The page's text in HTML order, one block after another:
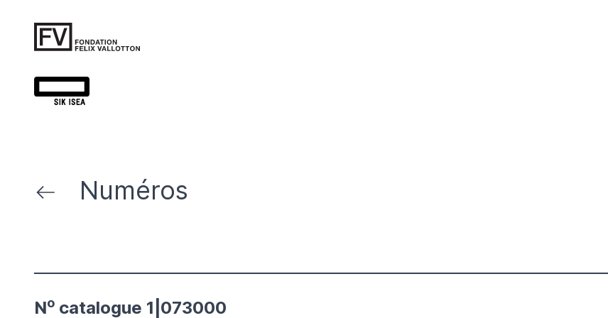
Numéros
No catalogue 1|073000